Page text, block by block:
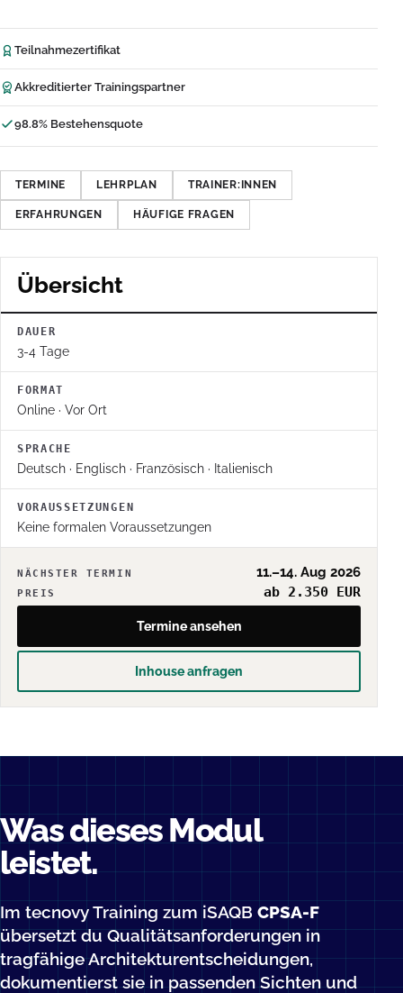
Teilnahmezertifikat
Akkreditierter Trainingspartner
98.8% Bestehensquote
TERMINE LEHRPLAN TRAINER:INNEN
ERFAHRUNGEN HÄUFIGE FRAGEN
Übersicht
DAUER
3-4 Tage
FORMAT
Online · Vor Ort
SPRACHE
Deutsch · Englisch · Französisch · Italienisch
VORAUSSETZUNGEN
Keine formalen Voraussetzungen
NÄCHSTER TERMIN 11.–14. Aug 2026
PREIS ab 2.350 EUR
Termine ansehen
Inhouse anfragen
Was dieses Modul
leistet.
Im tecnovy Training zum iSAQB CPSA-F
übersetzt du Qualitätsanforderungen in
tragfähige Architekturentscheidungen,
dokumentierst sie in passenden Sichten und